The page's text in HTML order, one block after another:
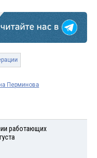
Перминова
работающих